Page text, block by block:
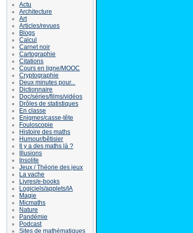
Actu
Architecture
Art
Articles/revues
Blogs
Calcul
Carnet noir
Cartographie
Citations
Cours en ligne/MOOC
Cryptographie
Deux minutes pour...
Dictionnaire
Doc/séries/films/vidéos
Drôles de statistiques
En classe
Enigmes/casse-tête
Fouloscopie
Histoire des maths
Humour/bêtisier
Il y a des maths là ?
Illusions
Insolite
Jeux / Théorie des jeux
La vache
Livres/e-books
Logiciels/applets/IA
Magie
Micmaths
Nature
Pandémie
Podcast
Sites de mathématiques